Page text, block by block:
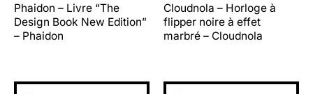
Phaidon – Livre “The
Design Book New Edition”
– Phaidon
Cloudnola – Horloge à
flipper noire à effet
marbré – Cloudnola